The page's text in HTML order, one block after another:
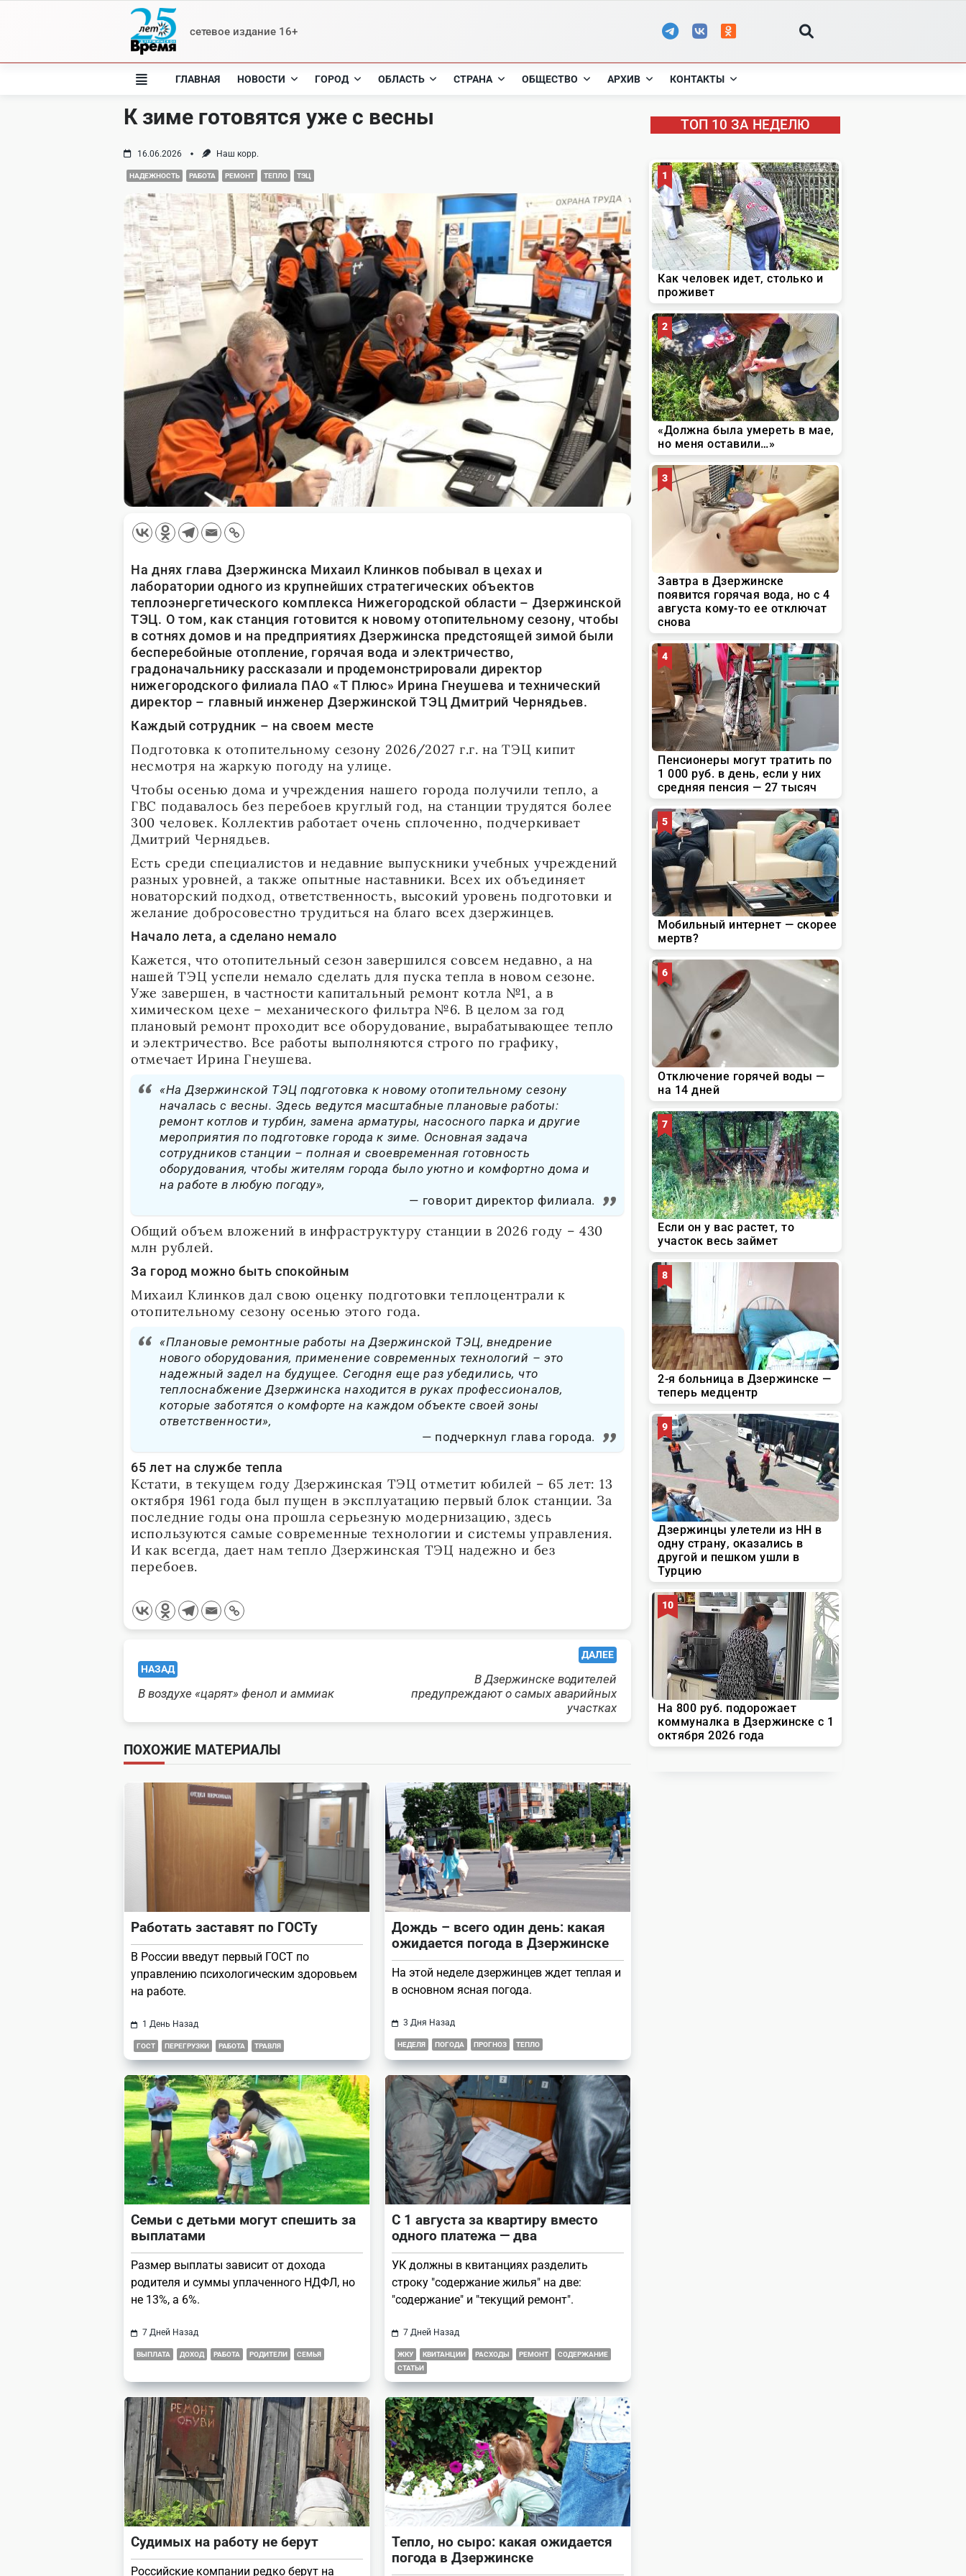
сетевое издание 16+
ГЛАВНАЯ НОВОСТИ ГОРОД ОБЛАСТЬ СТРАНА ОБЩЕСТВО АРХИВ КОНТАКТЫ
К зиме готовятся уже с весны
16.06.2026 Наш корр.
НАДЕЖНОСТЬ РАБОТА РЕМОНТ ТЕПЛО ТЭЦ
На днях глава Дзержинска Михаил Клинков побывал в цехах и
лаборатории одного из крупнейших стратегических объектов
теплоэнергетического комплекса Нижегородской области – Дзержинской
ТЭЦ. О том, как станция готовится к новому отопительному сезону, чтобы
в сотнях домов и на предприятиях Дзержинска предстоящей зимой были
бесперебойные отопление, горячая вода и электричество,
градоначальнику рассказали и продемонстрировали директор
нижегородского филиала ПАО «Т Плюс» Ирина Гнеушева и технический
директор – главный инженер Дзержинской ТЭЦ Дмитрий Чернядьев.
Каждый сотрудник – на своем месте
Подготовка к отопительному сезону 2026/2027 г.г. на ТЭЦ кипит
несмотря на жаркую погоду на улице.
Чтобы осенью дома и учреждения нашего города получили тепло, а
ГВС подавалось без перебоев круглый год, на станции трудятся более
300 человек. Коллектив работает очень сплоченно, подчеркивает
Дмитрий Чернядьев.
Есть среди специалистов и недавние выпускники учебных учреждений
разных уровней, а также опытные наставники. Всех их объединяет
новаторский подход, ответственность, высокий уровень подготовки и
желание добросовестно трудиться на благо всех дзержинцев.
Начало лета, а сделано немало
Кажется, что отопительный сезон завершился совсем недавно, а на
нашей ТЭЦ успели немало сделать для пуска тепла в новом сезоне.
Уже завершен, в частности капитальный ремонт котла №1, а в
химическом цехе – механического фильтра №6. В целом за год
плановый ремонт проходит все оборудование, вырабатывающее тепло
и электричество. Все работы выполняются строго по графику,
отмечает Ирина Гнеушева.
«На Дзержинской ТЭЦ подготовка к новому отопительному сезону
началась с весны. Здесь ведутся масштабные плановые работы:
ремонт котлов и турбин, замена арматуры, насосного парка и другие
мероприятия по подготовке города к зиме. Основная задача
сотрудников станции – полная и своевременная готовность
оборудования, чтобы жителям города было уютно и комфортно дома и
на работе в любую погоду»,
говорит директор филиала.
Общий объем вложений в инфраструктуру станции в 2026 году – 430
млн рублей.
За город можно быть спокойным
Михаил Клинков дал свою оценку подготовки теплоцентрали к
отопительному сезону осенью этого года.
«Плановые ремонтные работы на Дзержинской ТЭЦ, внедрение
нового оборудования, применение современных технологий – это
надежный задел на будущее. Сегодня еще раз убедились, что
теплоснабжение Дзержинска находится в руках профессионалов,
которые заботятся о комфорте на каждом объекте своей зоны
ответственности»,
подчеркнул глава города.
65 лет на службе тепла
Кстати, в текущем году Дзержинская ТЭЦ отметит юбилей – 65 лет: 13
октября 1961 года был пущен в эксплуатацию первый блок станции. За
последние годы она прошла серьезную модернизацию, здесь
используются самые современные технологии и системы управления.
И как всегда, дает нам тепло Дзержинская ТЭЦ надежно и без
перебоев.
<span
class="nav-
subtitle
screen-
reader-
text">Page</span>
НАЗАД
В воздухе «царят» фенол и аммиак
ДАЛЕЕ
В Дзержинске водителей
предупреждают о самых аварийных
участках
ПОХОЖИЕ МАТЕРИАЛЫ
Работать заставят по ГОСТу
В России введут первый ГОСТ по
управлению психологическим здоровьем
на работе.
1 День Назад
ГОСТ ПЕРЕГРУЗКИ РАБОТА ТРАВЛЯ
Дождь – всего один день: какая
ожидается погода в Дзержинске
На этой неделе дзержинцев ждет теплая и
в основном ясная погода.
3 Дня Назад
НЕДЕЛЯ ПОГОДА ПРОГНОЗ ТЕПЛО
Семьи с детьми могут спешить за
выплатами
Размер выплаты зависит от дохода
родителя и суммы уплаченного НДФЛ, но
не 13%, а 6%.
7 Дней Назад
ВЫПЛАТА ДОХОД РАБОТА РОДИТЕЛИ СЕМЬЯ
С 1 августа за квартиру вместо
одного платежа — два
УК должны в квитанциях разделить
строку "содержание жилья" на две:
"содержание" и "текущий ремонт".
7 Дней Назад
ЖКУ КВИТАНЦИИ РАСХОДЫ РЕМОНТ
СОДЕРЖАНИЕ
СТАТЬИ
Судимых на работу не берут
Российские компании редко берут на
Тепло, но сыро: какая ожидается
погода в Дзержинске
ТОП 10 ЗА НЕДЕЛЮ